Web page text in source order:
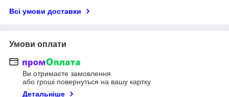
Всі умови доставки
Умови оплати
Ви отримаєте замовлення
або гроші повернуться на вашу картку
Детальніше